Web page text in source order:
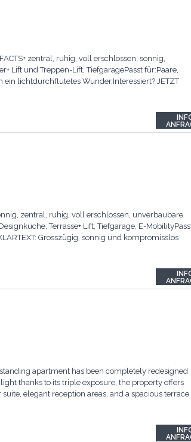
zentral, ruhig, voll erschlossen, sonnig,
Lift und Treppen-Lift, TiefgaragePasst für:Paare,
ein lichtdurchflutetes Wunder.Interessiert? JETZT
zentral, ruhig, voll erschlossen, unverbaubare
Terrasse+ Lift, Tiefgarage, E-
Grosszügig, sonnig und kompromisslos
apartment has been completely redesigned
thanks to its triple exposure, the property offers
elegant reception areas, and a spacious terrace